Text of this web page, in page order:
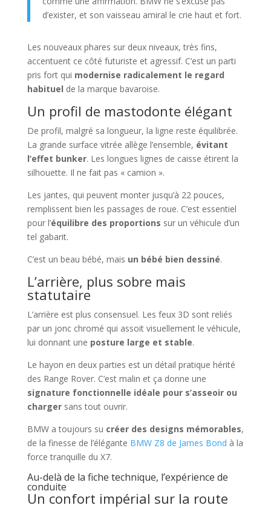
d’exister, et son vaisseau amiral le crie haut et fort.
Les nouveaux phares sur deux niveaux, très fins,
accentuent ce côté futuriste et agressif. C’est un parti
pris fort qui modernise radicalement le regard
habituel de la marque bavaroise.
Un profil de mastodonte élégant
De profil, malgré sa longueur, la ligne reste équilibrée.
La grande surface vitrée allège l’ensemble, évitant
l’effet bunker. Les longues lignes de caisse étirent la
silhouette. Il ne fait pas « camion ».
Les jantes, qui peuvent monter jusqu’à 22 pouces,
remplissent bien les passages de roue. C’est essentiel
pour l’équilibre des proportions sur un véhicule d’un
tel gabarit.
C’est un beau bébé, mais un bébé bien dessiné.
L’arrière, plus sobre mais
statutaire
L’arrière est plus consensuel. Les feux 3D sont reliés
par un jonc chromé qui assoit visuellement le véhicule,
lui donnant une posture large et stable.
Le hayon en deux parties est un détail pratique hérité
des Range Rover. C’est malin et ça donne une
signature fonctionnelle idéale pour s’asseoir ou
chargersans tout ouvrir.
BMW a toujours su créer des designs mémorables,
de la finesse de l’élégante BMW Z8 de James Bond à la
force tranquille du X7.
Au-delà de la fiche technique, l’expérience de
conduite
Un confort impérial sur la route